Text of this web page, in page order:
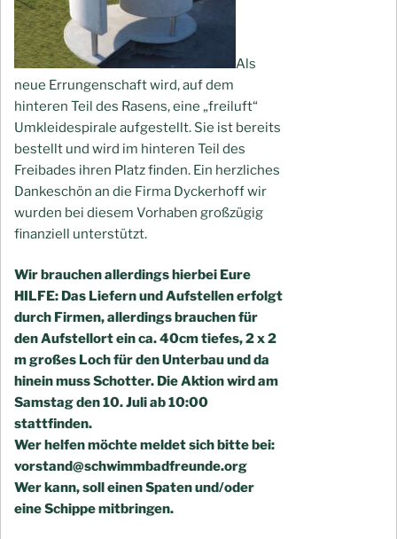
Als
neue Errungenschaft wird, auf dem
hinteren Teil des Rasens, eine „freiluft“
Umkleidespirale aufgestellt. Sie ist bereits
bestellt und wird im hinteren Teil des
Freibades ihren Platz finden. Ein herzliches
Dankeschön an die Firma Dyckerhoff wir
wurden bei diesem Vorhaben großzügig
finanziell unterstützt.
Wir brauchen allerdings hierbei Eure
HILFE: Das Liefern und Aufstellen erfolgt
durch Firmen, allerdings brauchen für
den Aufstellort ein ca. 40cm tiefes, 2 x 2
m großes Loch für den Unterbau und da
hinein muss Schotter. Die Aktion wird am
Samstag den 10. Juli ab 10:00
stattfinden.
Wer helfen möchte meldet sich bitte bei:
vorstand@schwimmbadfreunde.org
Wer kann, soll einen Spaten und/oder
eine Schippe mitbringen.